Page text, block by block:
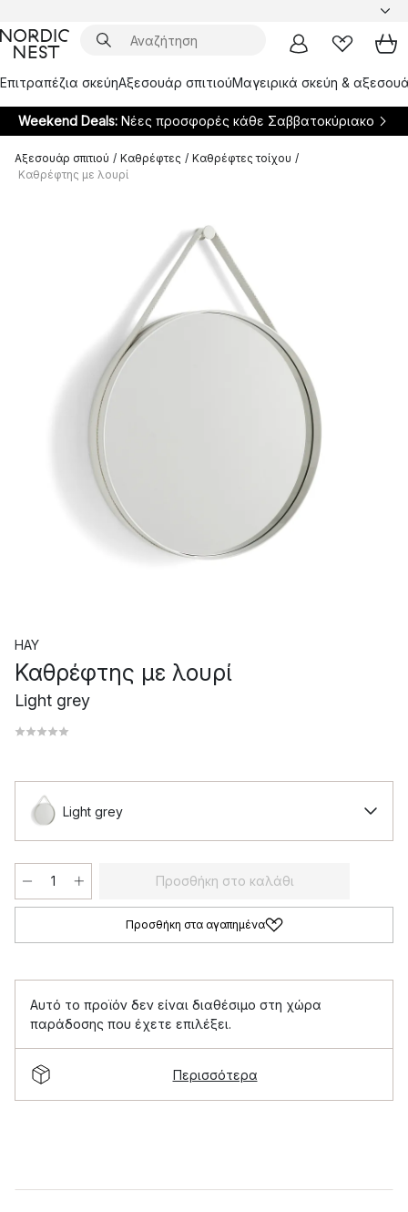
Επιτραπέζια σκεύηΑξεσουάρ σπιτιούΜαγειρικά σκεύη &
Weekend Deals: Νέες προσφορές κάθε Σαββατοκύριακο
Αξεσουάρ σπιτιού / Καθρέφτες / Καθρέφτες τοίχου /
Καθρέφτης με λουρί
HAY
Καθρέφτης με λουρί
Light grey
Light grey
Προσθήκη στο καλάθι
Προσθήκη στα αγαπημένα
Αυτό το προϊόν δεν είναι διαθέσιμο στη χώρα
παράδοσης που έχετε επιλέξει.
Περισσότερα